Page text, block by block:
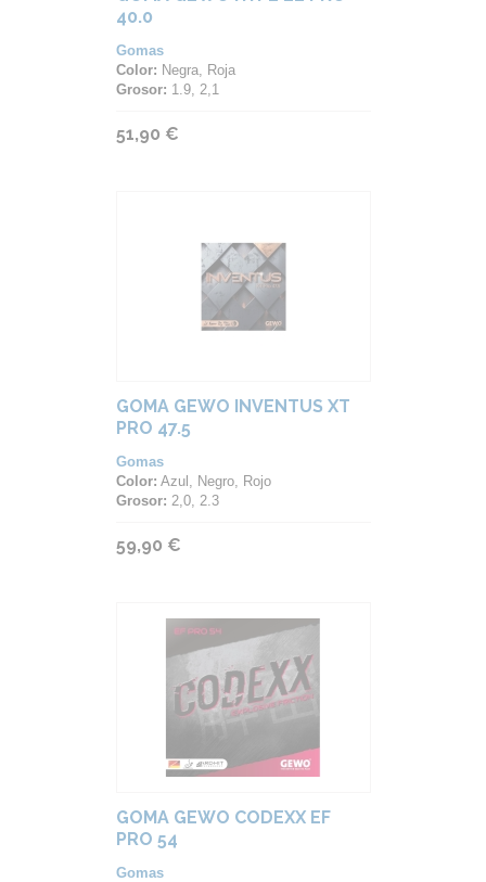
40.0
Gomas
Color: Negra, Roja
Grosor: 1.9, 2,1
51,90 €
GOMA GEWO INVENTUS XT
PRO 47.5
Gomas
Color: Azul, Negro, Rojo
Grosor: 2,0, 2.3
59,90 €
GOMA GEWO CODEXX EF
PRO 54
Gomas